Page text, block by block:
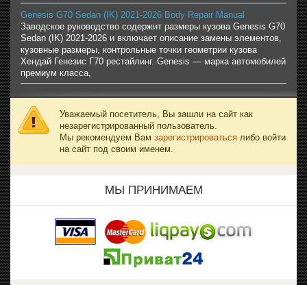
Genesis G70 Sedan (IK) 2021-2026 Body Repair Manual
Заводское руководство содержит размеры кузова Genesis G70
Sedan (IK) 2021-2026 и включает описание замены элементов,
кузовные размеры, контрольные точки геометрии кузова
Хендай Генезис Г70 рестайлинг. Genesis — марка автомобилей
премиум класса,
Уважаемый посетитель, Вы зашли на сайт как
незарегистрированный пользователь.
Мы рекомендуем Вам зарегистрироваться либо войти
на сайт под своим именем.
МЫ ПРИНИМАЕМ